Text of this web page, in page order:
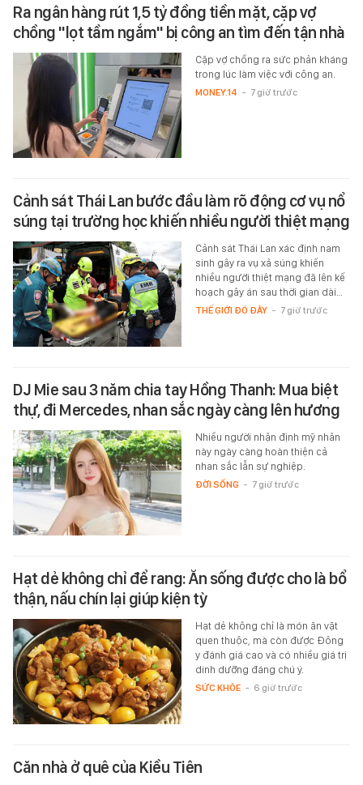
Ra ngân hàng rút 1,5 tỷ đồng tiền mặt, cặp vợ
chồng "lọt tầm ngắm" bị công an tìm đến tận nhà
Cặp vợ chồng ra sức phản kháng
trong lúc làm việc với công an.
MONEY.14 - 7 giờ trước
Cảnh sát Thái Lan bước đầu làm rõ động cơ vụ nổ
súng tại trường học khiến nhiều người thiệt mạng
Cảnh sát Thái Lan xác định nam
sinh gây ra vụ xả súng khiến
nhiều người thiệt mạng đã lên kế
hoạch gây án sau thời gian dài…
THẾ GIỚI ĐÓ ĐÂY - 7 giờ trước
DJ Mie sau 3 năm chia tay Hồng Thanh: Mua biệt
thự, đi Mercedes, nhan sắc ngày càng lên hương
Nhiều người nhận định mỹ nhân
này ngày càng hoàn thiện cả
nhan sắc lẫn sự nghiệp.
ĐỜI SỐNG - 7 giờ trước
Hạt dẻ không chỉ để rang: Ăn sống được cho là bổ
thận, nấu chín lại giúp kiện tỳ
Hạt dẻ không chỉ là món ăn vặt
quen thuộc, mà còn được Đông
y đánh giá cao và có nhiều giá trị
dinh dưỡng đáng chú ý.
SỨC KHỎE - 6 giờ trước
Căn nhà ở quê của Kiều Tiên